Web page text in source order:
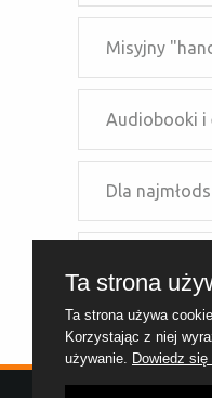
Misyjny
Audiobooki i
Dla
Dla dzieci
Ta strona
Ta strona używa
Korzystając z niej
używanie. Dowiedz się